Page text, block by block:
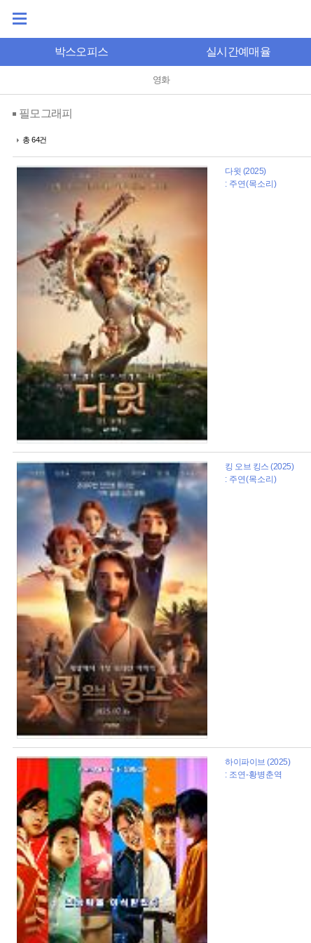
박스오피스 실시간예매율
영화
필모그래피
총 64건
다윗 (2025)
: 주연(목소리)
킹 오브 킹스 (2025)
: 주연(목소리)
하이파이브 (2025)
: 조연-황병춘역